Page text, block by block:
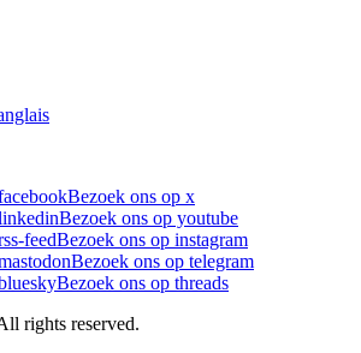
Bezoek ons op x
Bezoek ons op youtube
feedBezoek ons op instagram
Bezoek ons op telegram
Bezoek ons op threads
rights reserved.